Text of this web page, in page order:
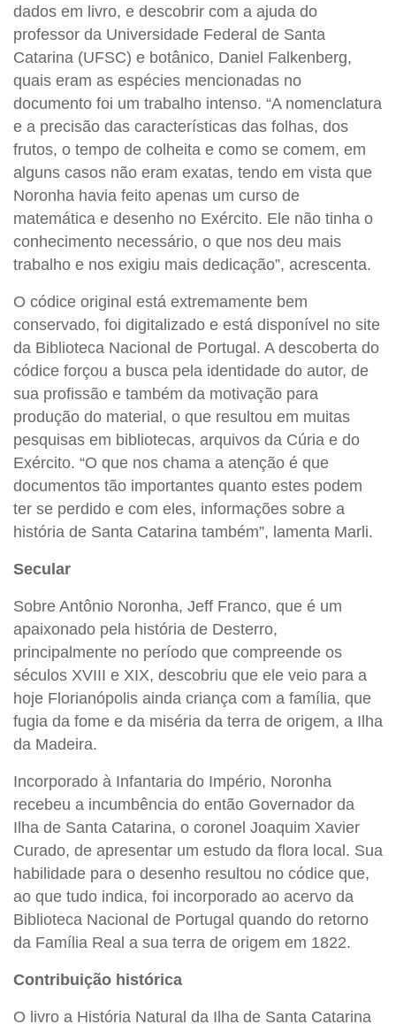
dados em livro, e descobrir com a ajuda do
professor da Universidade Federal de Santa
Catarina (UFSC) e botânico, Daniel Falkenberg,
quais eram as espécies mencionadas no
documento foi um trabalho intenso. “A nomenclatura
e a precisão das características das folhas, dos
frutos, o tempo de colheita e como se comem, em
alguns casos não eram exatas, tendo em vista que
Noronha havia feito apenas um curso de
matemática e desenho no Exército. Ele não tinha o
conhecimento necessário, o que nos deu mais
trabalho e nos exigiu mais dedicação”, acrescenta.
O códice original está extremamente bem
conservado, foi digitalizado e está disponível no site
da Biblioteca Nacional de Portugal. A descoberta do
códice forçou a busca pela identidade do autor, de
sua profissão e também da motivação para
produção do material, o que resultou em muitas
pesquisas em bibliotecas, arquivos da Cúria e do
Exército. “O que nos chama a atenção é que
documentos tão importantes quanto estes podem
ter se perdido e com eles, informações sobre a
história de Santa Catarina também”, lamenta Marli.
Secular
Sobre Antônio Noronha, Jeff Franco, que é um
apaixonado pela história de Desterro,
principalmente no período que compreende os
séculos XVIII e XIX, descobriu que ele veio para a
hoje Florianópolis ainda criança com a família, que
fugia da fome e da miséria da terra de origem, a Ilha
da Madeira.
Incorporado à Infantaria do Império, Noronha
recebeu a incumbência do então Governador da
Ilha de Santa Catarina, o coronel Joaquim Xavier
Curado, de apresentar um estudo da flora local. Sua
habilidade para o desenho resultou no códice que,
ao que tudo indica, foi incorporado ao acervo da
Biblioteca Nacional de Portugal quando do retorno
da Família Real a sua terra de origem em 1822.
Contribuição histórica
O livro a História Natural da Ilha de Santa Catarina